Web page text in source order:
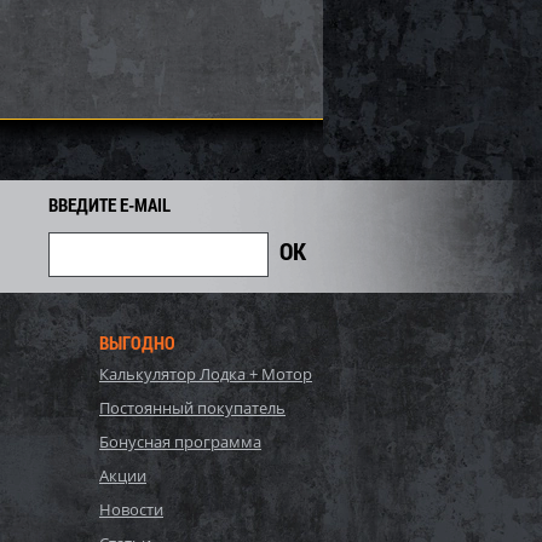
6 660
Экономия
1 488 i
Экономия
Polygroup,
бассейн
17203л...
Экономия
54122 BW, Bestway, Детский
надувной бассейн
254х168х102см "Баскетбол"...
4 020
3 578 i
442 i Экономия
ВВЕДИТЕ E-MAIL
ВЫГОДНО
Калькулятор Лодка + Мотор
Постоянный покупатель
Бонусная программа
Акции
Новости